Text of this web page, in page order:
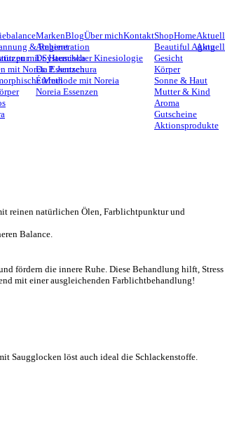
pur
& Regeneration
mit Systemischer Kinesiologie
mit Noreia Essenzen
Methode mit Noreia
Marken
Ambient
Dr. Hauschka
Dr. P. Jentschura
Éternel
Noreia Essenzen
BlogÜber michKontaktShop
Beautiful Aging
Gesicht
Körper
Sonne & Haut
Mutter & Kind
Aroma
Gutscheine
Aktionsprodukte
HomeAktuell
reinen natürlichen Ölen, Farblichtpunktur und
Balance.
fördern die innere Ruhe. Diese Behandlung hilft, Stress
mit einer ausgleichenden Farblichtbehandlung!
Saugglocken löst auch ideal die Schlackenstoffe.